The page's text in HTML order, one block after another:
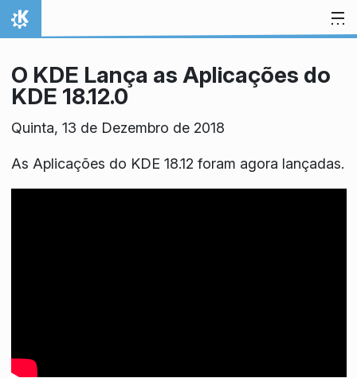
Ir para o conteúdo
Início
O KDE Lança as Aplicações do
KDE 18.12.0
Quinta, 13 de Dezembro de 2018
As Aplicações do KDE 18.12 foram agora lançadas.